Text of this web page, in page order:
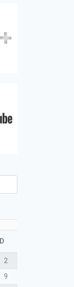
D
2
9